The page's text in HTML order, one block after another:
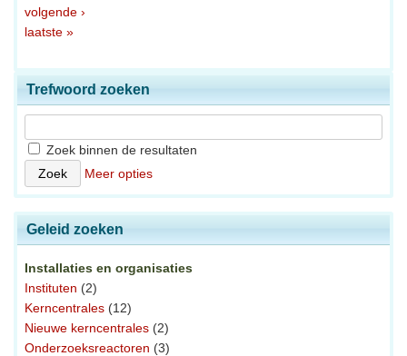
volgende ›
laatste »
Trefwoord zoeken
Zoek binnen de resultaten
Meer opties
Geleid zoeken
Installaties en organisaties
Instituten (2)
Kerncentrales (12)
Nieuwe kerncentrales (2)
Onderzoeksreactoren (3)